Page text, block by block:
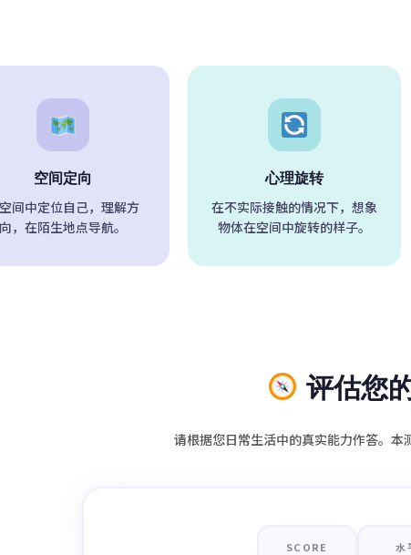
空间定向
间中定位自己，理解方
向，在陌生地点导航。
心理旋转
在不实际接触的情况下，想象
物体在空间中旋转的样子。
评估您
请根据您日常生活中的真实能力作答。本
SCORE 水